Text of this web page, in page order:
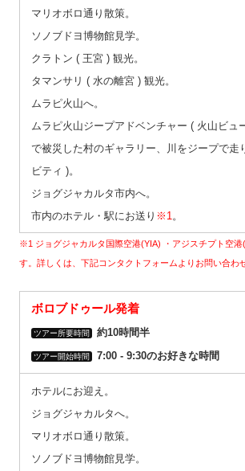
マリオボロ通り散策。
ソノブドヨ博物館見学。
クラトン ( 王宮 ) 観光。
タマンサリ ( 水の離宮 ) 観光。
ムラピ火山へ。
ムラピ火山ジープアドベンチャー ( 火山ビュ
で被災した村のギャラリー、川をジープで走
ビティ )。
ジョグジャカルタ市内へ。
市内のホテル・駅にお送り ※1 。
※1 ジョグジャカルタ国際空港(YIA) ・アジスチプト空
す。詳しくは、下記コンタクトフォームよりお問い合わ
ボロブドゥール発着
ツアー所要時間 約10時間半
ツアー開始時間 7:00 ‐ 9:30のお好きな時間
ホテルにお迎え。
ジョグジャカルタへ。
マリオボロ通り散策。
ソノブドヨ博物館見学。